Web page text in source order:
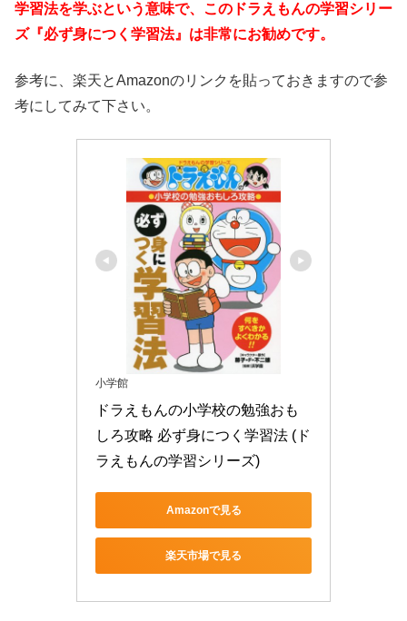
学習法を学ぶという意味で、このドラえもんの学習シリー
ズ『必ず身につく学習法』は非常にお勧めです。
参考に、楽天とAmazonのリンクを貼っておきますので参
考にしてみて下さい。
小学館
ドラえもんの小学校の勉強おも
しろ攻略 必ず身につく学習法 (ド
ラえもんの学習シリーズ)
Amazonで見る
楽天市場で見る